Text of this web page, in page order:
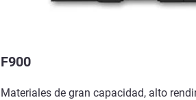
F900
Materiales de gran capacidad, alto